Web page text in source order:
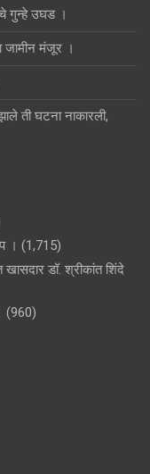
गुन्हे उघड ।
जामीन मंजूर ।
ती घटना नाकारली,
। (1,715)
डॉ. श्रीकांत शिंदे
(960)